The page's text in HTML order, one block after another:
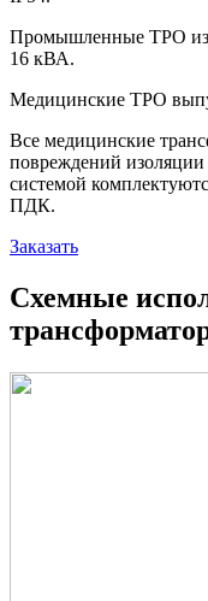
Промышленные ТРО
16 кВА.
Медицинские ТРО
Все медицинские
повреждений изоляции
системой
ПДК.
Заказать
Схемные